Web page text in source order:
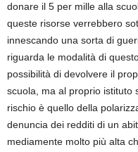
donare il 5 per mille alla
queste risorse verrebbero
innescando una sorta di
riguarda le modalità di
possibilità di devolvere il
scuola, ma al proprio istituto
rischio è quello della
denuncia dei redditi di un
mediamente molto più alta